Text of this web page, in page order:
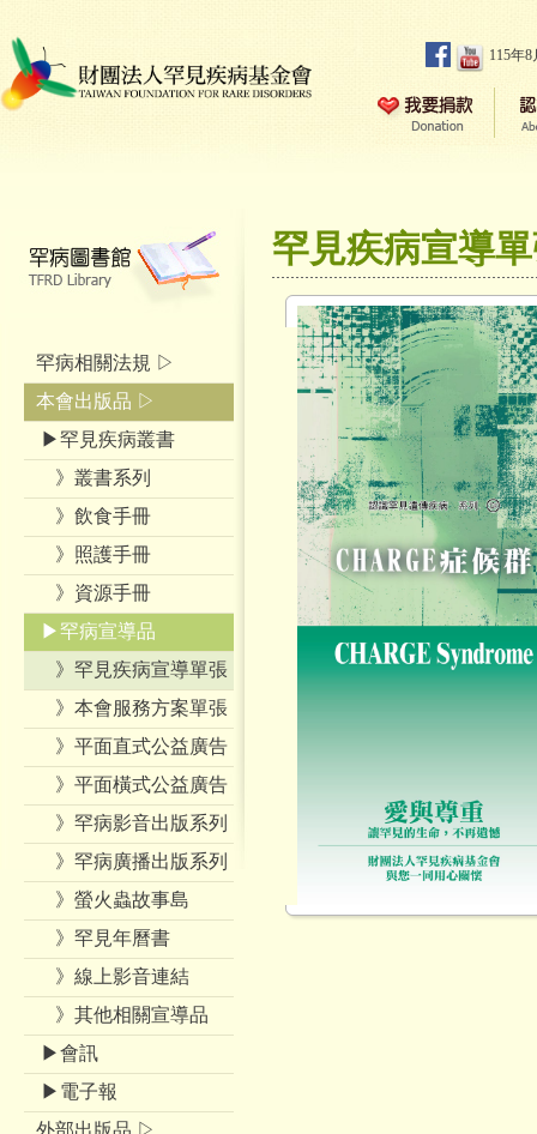
115年
罕見疾病宣導
罕病相關法規 ▷
本會出版品 ▷
▶罕見疾病叢書
》叢書系列
》飲食手冊
》照護手冊
》資源手冊
▶罕病宣導品
》罕見疾病宣導單張
》本會服務方案單張
》平面直式公益廣告
》平面橫式公益廣告
》罕病影音出版系列
》罕病廣播出版系列
》螢火蟲故事島
》罕見年曆書
》線上影音連結
》其他相關宣導品
▶會訊
▶電子報
外部出版品 ▷